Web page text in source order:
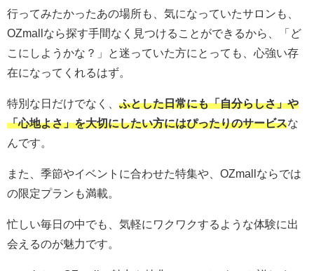
行ってみたかったあの場所も、気になっていたサロンも、
OZmallなら探す手間なく見つけることができるから、「ど
こにしようかな？」と迷っていた方にとっても、心強い存
在になってくれるはず。
特別な日だけでなく、 ふとした日常にも「自分らしさ」や
「心地よさ」を大切にしたい方にはぴったりのサービスな
んです。
また、季節やイベントに合わせた特集や、OZmallならでは
の限定プランも満載。
忙しい毎日の中でも、気軽にワクワクするような体験に出
会えるのが魅力です。